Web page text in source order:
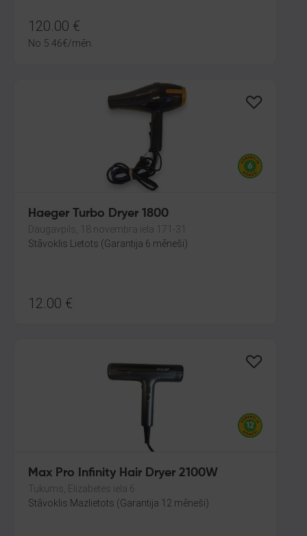
120.00 €
No 5.46€/mēn.
Haeger Turbo Dryer 1800
Daugavpils, 18.novembra iela 171-31
Stāvoklis Lietots (Garantija 6 mēneši)
12.00 €
Max Pro Infinity Hair Dryer 2100W
Tukums, Elizabetes iela 6
Stāvoklis Mazlietots (Garantija 12 mēneši)